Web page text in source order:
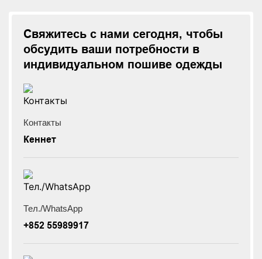
Свяжитесь с нами сегодня, чтобы
обсудить ваши потребности в
индивидуальном пошиве одежды
Контакты
Кеннет
Тел./WhatsApp
+852 55989917